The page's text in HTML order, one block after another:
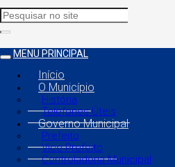
MENU PRINCIPAL
Início
O Município
História
Telefones Úteis
Governo Municipal
Prefeito
Vice Prefeito
Controladoria Municipal